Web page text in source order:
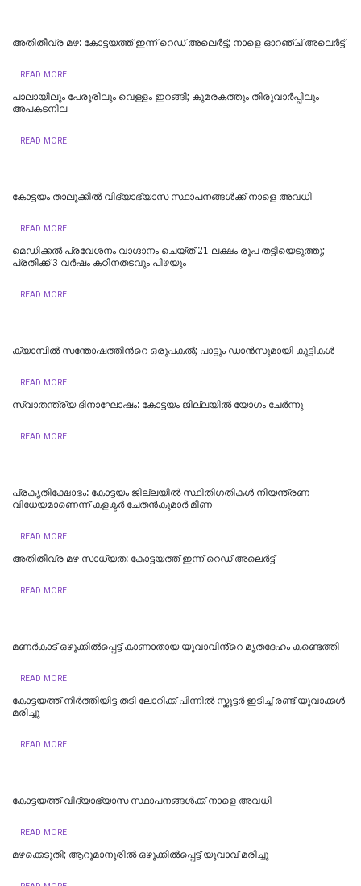
അതിതീവ്ര മഴ: കോട്ടയത്ത് ഇന്ന് റെഡ് അലെർട്ട്; നാളെ ഓറഞ്ച് അലെര്‍ട്ട്
READ MORE
പാലായിലും പേരൂരിലും വെള്ളം ഇറങ്ങി; കുമരകത്തും തിരുവാര്‍പ്പിലും
അപകടനില
READ MORE
കോട്ടയം താലൂക്കില്‍ വിദ്യാഭ്യാസ സ്ഥാപനങ്ങള്‍ക്ക് നാളെ അവധി
READ MORE
മെഡിക്കൽ പ്രവേശനം വാഗ്ദാനം ചെയ്ത് 21 ലക്ഷം രൂപ തട്ടിയെടുത്തു;
പ്രതിക്ക് 3 വർഷം കഠിനതടവും പിഴയും
READ MORE
ക്യാമ്പിൽ സന്തോഷത്തിന്‍റെ ഒരുപകൽ; പാട്ടും ഡാൻസുമായി കുട്ടികൾ
READ MORE
സ്വാതന്ത്ര്യ ദിനാഘോഷം: കോട്ടയം ജില്ലയില്‍ യോഗം ചേർന്നു
READ MORE
പ്രകൃതിക്ഷോഭം: കോട്ടയം ജില്ലയിൽ സ്ഥിതിഗതികൾ നിയന്ത്രണ
വിധേയമാണെന്ന് കളക്ടർ ചേതൻകുമാർ മീണ
READ MORE
അതിതീവ്ര മഴ സാധ്യത: കോട്ടയത്ത് ഇന്ന് റെഡ് അലെർട്ട്
READ MORE
മണർകാട് ഒഴുക്കിൽപ്പെട്ട് കാണാതായ യുവാവിൻ്റെ മൃതദേഹം കണ്ടെത്തി
READ MORE
കോട്ടയത്ത് നിർത്തിയിട്ട തടി ലോറിക്ക് പിന്നിൽ സ്കൂട്ടർ ഇടിച്ച് രണ്ട് യുവാക്കൾ
മരിച്ചു
READ MORE
കോട്ടയത്ത് വിദ്യാഭ്യാസ സ്ഥാപനങ്ങൾക്ക് നാളെ അവധി
READ MORE
മഴക്കെടുതി; ആറുമാനൂരിൽ ഒഴുക്കില്‍പ്പെട്ട് യുവാവ് മരിച്ചു